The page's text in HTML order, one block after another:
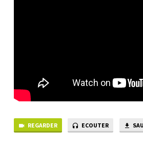
REGARDER ECOUTER